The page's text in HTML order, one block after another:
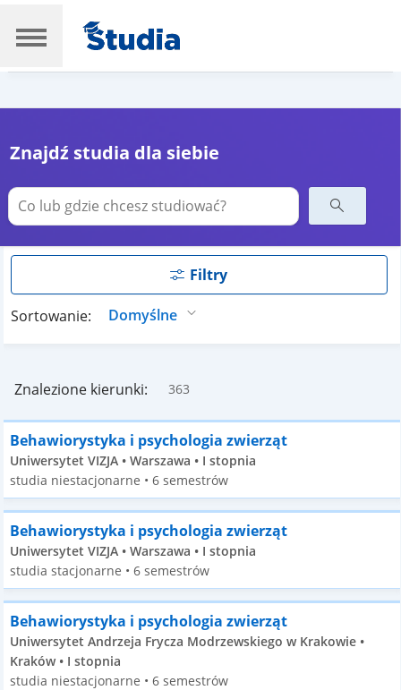
Znajdź studia dla siebie
Filtry
Sortowanie:
Znalezione kierunki: 363
Behawiorystyka i psychologia zwierząt
Uniwersytet VIZJA • Warszawa • I stopnia
studia niestacjonarne • 6 semestrów
Behawiorystyka i psychologia zwierząt
Uniwersytet VIZJA • Warszawa • I stopnia
studia stacjonarne • 6 semestrów
Behawiorystyka i psychologia zwierząt
Uniwersytet Andrzeja Frycza Modrzewskiego w Krakowie •
Kraków • I stopnia
studia niestacjonarne • 6 semestrów